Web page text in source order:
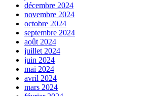
décembre 2024
novembre 2024
octobre 2024
septembre 2024
août 2024
juillet 2024
juin 2024
mai 2024
avril 2024
mars 2024